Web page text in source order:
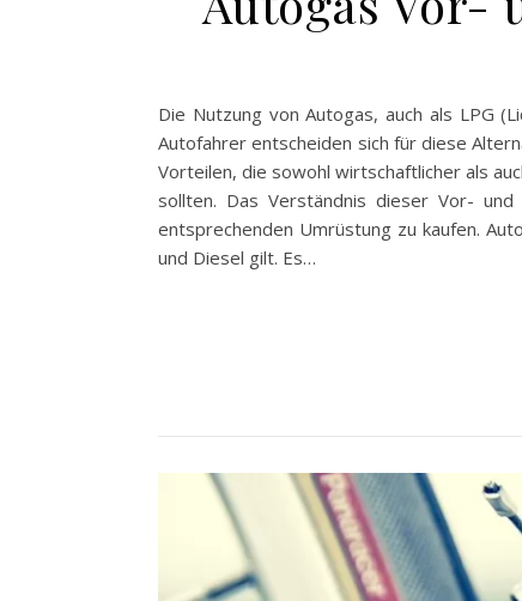
Die Nutzung von Autogas, auch als LPG
Autofahrer entscheiden sich für diese
Vorteilen, die sowohl wirtschaftlicher als
sollten. Das Verständnis dieser Vor-
entsprechenden Umrüstung zu kaufen.
und Diesel gilt. Es…